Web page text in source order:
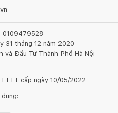
0109479528
31 tháng 12 năm 2020
và Đầu Tư Thành Phố Hà Nội
cấp ngày 10/05/2022